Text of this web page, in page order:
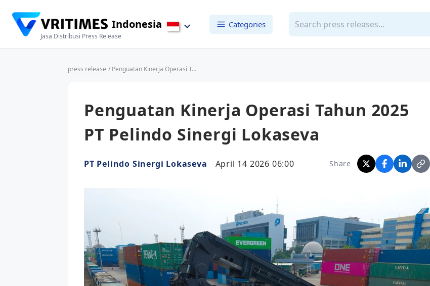
Indonesia
Jasa Distribusi Press Release
Categories
press release / Penguatan Kinerja Operasi Tahun 2025 PT Pelindo Sinergi Lokaseva
Penguatan Kinerja Operasi Tahun 2025
PT Pelindo Sinergi Lokaseva
PT Pelindo Sinergi Lokaseva April 14 2026 06:00 Share